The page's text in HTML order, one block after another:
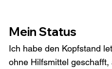
Mein Status
Ich habe den Kopfstand
ohne Hilfsmittel